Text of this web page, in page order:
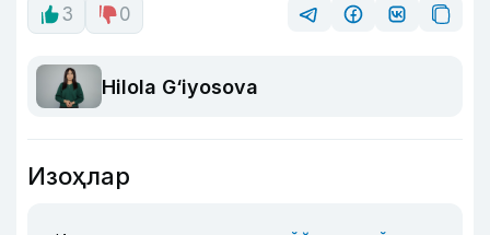
3
0
Hilola G‘iyosova
Изоҳлар